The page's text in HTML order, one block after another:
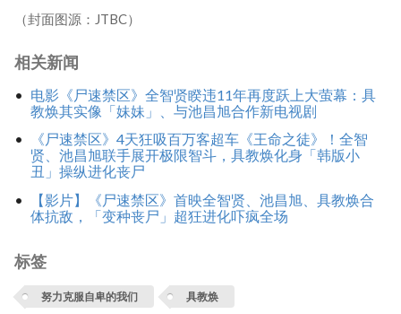
（封面图源：JTBC）
相关新闻
电影《尸速禁区》全智贤睽违11年再度跃上大萤幕：具
教焕其实像「妹妹」、与池昌旭合作新电视剧
《尸速禁区》4天狂吸百万客超车《王命之徒》！全智
贤、池昌旭联手展开极限智斗，具教焕化身「韩版小
丑」操纵进化丧尸
【影片】《尸速禁区》首映全智贤、池昌旭、具教焕合
体抗敌，「变种丧尸」超狂进化吓疯全场
标签
努力克服自卑的我们 具教焕